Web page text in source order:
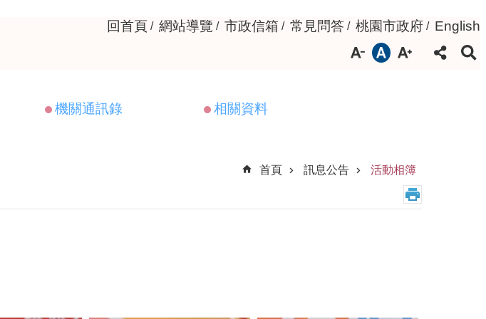
回首頁 網站導覽 市政信箱 常見問答 桃園市政府 English
機關通訊錄 相關資料
首頁
訊息公告 活動相簿